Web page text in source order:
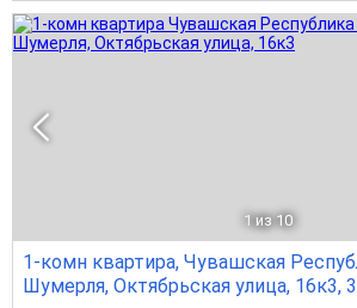
1 из 10
1-комн квартира, Чувашская
Шумерля, Октябрьская улица, 16к3,